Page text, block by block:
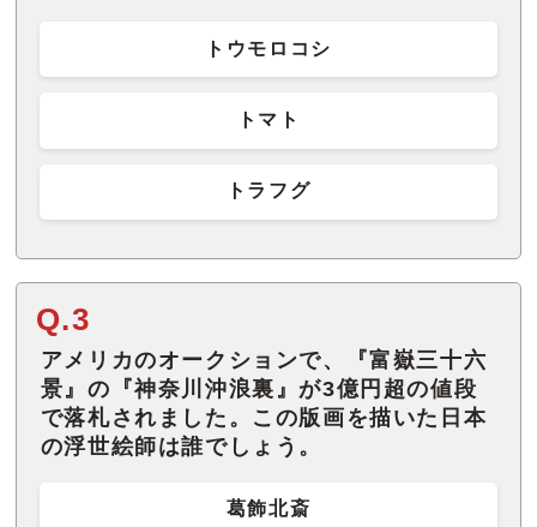
トウモロコシ
トマト
トラフグ
Q.3
アメリカのオークションで、『富嶽三十六
景』の『神奈川沖浪裏』が3億円超の値段
で落札されました。この版画を描いた日本
の浮世絵師は誰でしょう。
葛飾北斎